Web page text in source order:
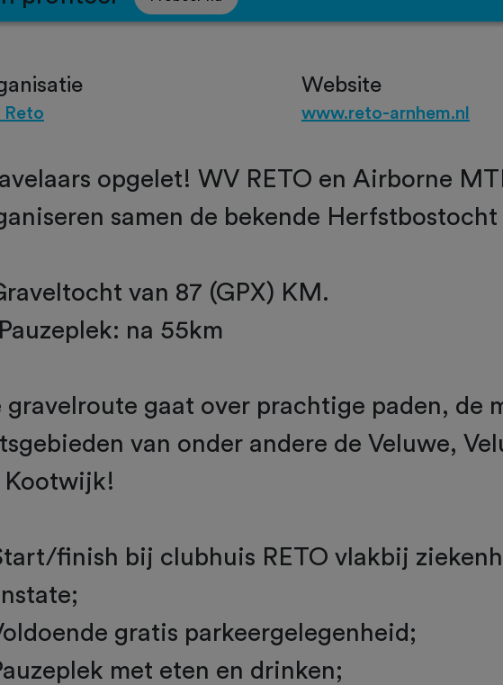
Reto
Website
www.reto-arnhem.nl
opgelet! WV RETO en Airborne
samen de bekende Herfstbostocht
van 87 (GPX) KM.
na 55km
gravelroute gaat over prachtige paden, de
van onder andere de Veluwe,
Kootwijk!
finish bij clubhuis RETO vlakbij
gratis parkeergelegenheid;
met eten en drinken;